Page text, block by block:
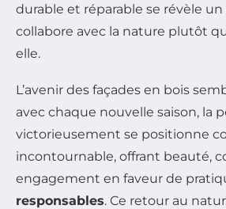
durable et réparable se révèle
collabore avec la nature plutôt
elle.
L’avenir des façades en bois
avec chaque nouvelle saison, la
victorieusement se positionne
incontournable, offrant beauté,
engagement en faveur de
responsables. Ce retour au